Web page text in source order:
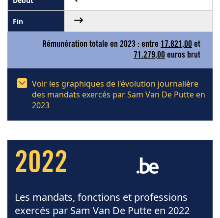
Rémunération totale en 2023 : entre 17.821,00 et
71.279,00 euros brut
Voir les graphiques de l'évolution journalière
des mandats exercés par Sam Van De Putte en
2023
2022
Les mandats, fonctions et professions
exercés par Sam Van De Putte en 2022